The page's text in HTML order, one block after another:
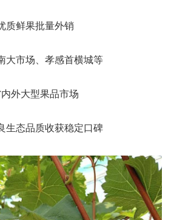
质鲜果批量外销
大市场、孝感首横城等
外大型果品市场
生态品质收获稳定口碑